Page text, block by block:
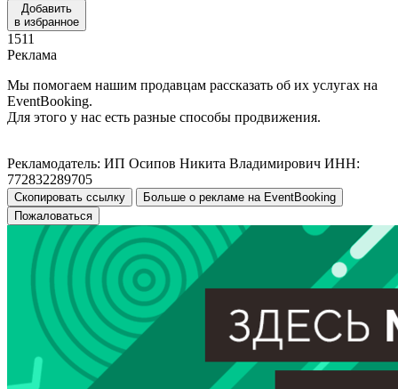
Добавить
в избранное
1511
Реклама
Мы помогаем нашим продавцам рассказать об их услугах на
EventBooking.
Для этого у нас есть разные способы продвижения.
Рекламодатель: ИП Осипов Никита Владимирович ИНН:
772832289705
Скопировать ссылку
Больше о рекламе на EventBooking
Пожаловаться